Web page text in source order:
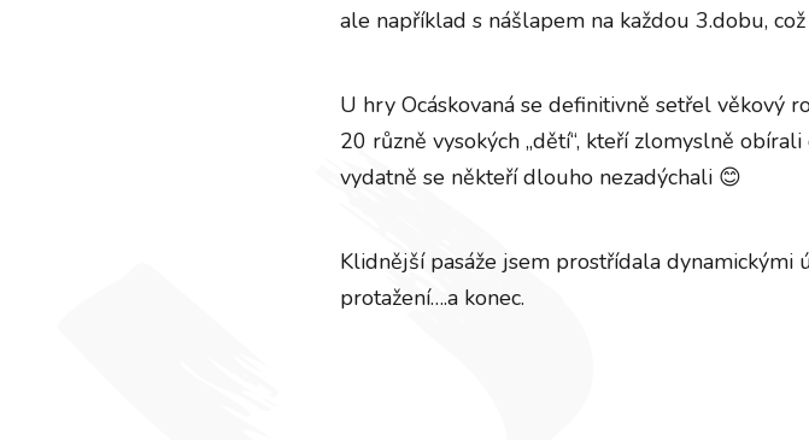
ale například s nášlapem na každou 3.dobu,
U hry Ocáskovaná se definitivně setřel věkový
20 různě vysokých „dětí“, kteří zlomyslně
vydatně se někteří dlouho nezadýchali 😊
Klidnější pasáže jsem prostřídala dynamickými
protažení….a konec.